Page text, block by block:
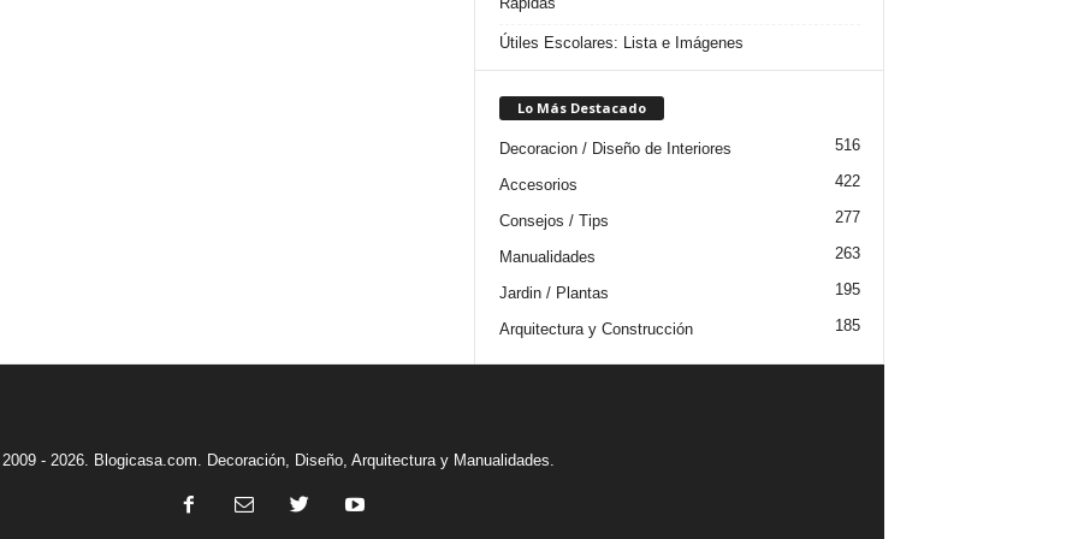
Útiles Escolares: Lista e Imágenes
Lo Más Destacado
Decoracion / Diseño de Interiores 516
Accesorios 422
Consejos / Tips 277
Manualidades 263
Jardin / Plantas 195
Arquitectura y Construcción 185
- 2026. Blogicasa.com. Decoración, Diseño, Arquitectura y Manualidades.